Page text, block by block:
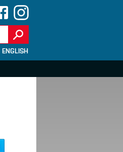
ENGLISH